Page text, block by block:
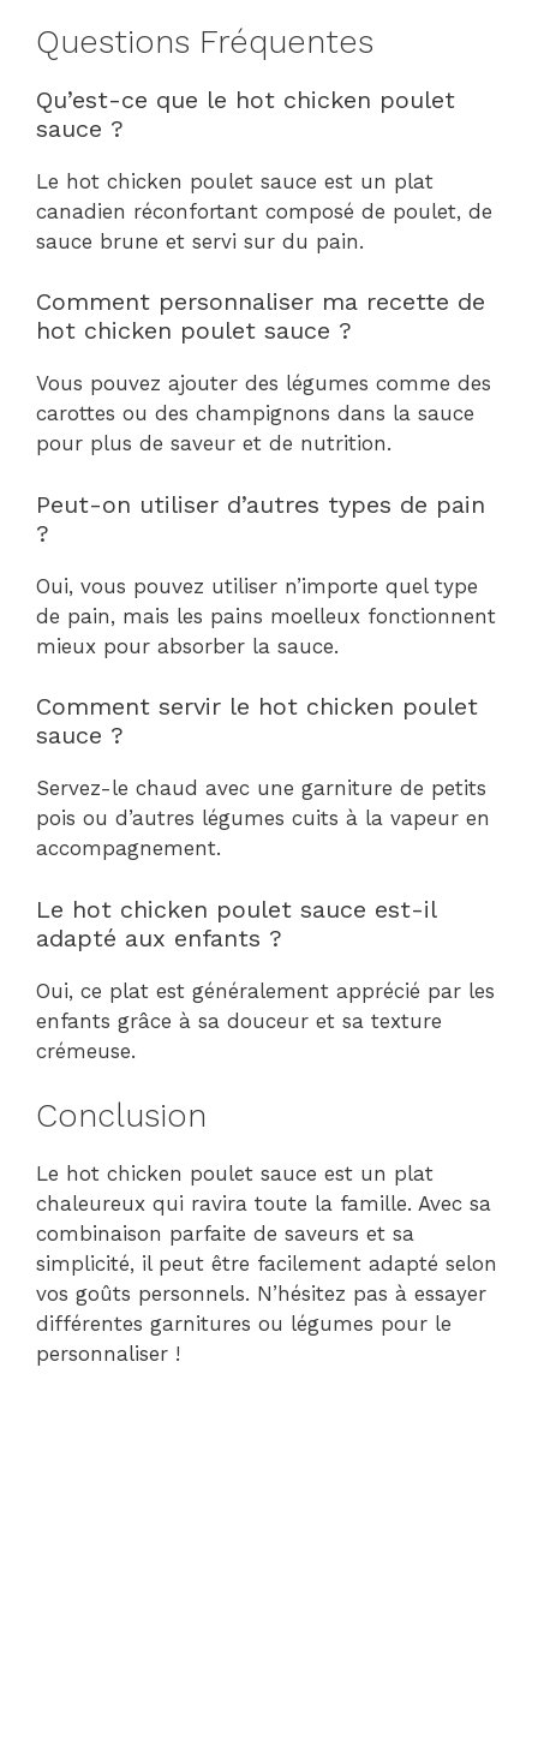
Questions Fréquentes
Qu’est-ce que le hot chicken poulet
sauce ?
Le hot chicken poulet sauce est un plat
canadien réconfortant composé de poulet, de
sauce brune et servi sur du pain.
Comment personnaliser ma recette de
hot chicken poulet sauce ?
Vous pouvez ajouter des légumes comme des
carottes ou des champignons dans la sauce
pour plus de saveur et de nutrition.
Peut-on utiliser d’autres types de pain
?
Oui, vous pouvez utiliser n’importe quel type
de pain, mais les pains moelleux fonctionnent
mieux pour absorber la sauce.
Comment servir le hot chicken poulet
sauce ?
Servez-le chaud avec une garniture de petits
pois ou d’autres légumes cuits à la vapeur en
accompagnement.
Le hot chicken poulet sauce est-il
adapté aux enfants ?
Oui, ce plat est généralement apprécié par les
enfants grâce à sa douceur et sa texture
crémeuse.
Conclusion
Le hot chicken poulet sauce est un plat
chaleureux qui ravira toute la famille. Avec sa
combinaison parfaite de saveurs et sa
simplicité, il peut être facilement adapté selon
vos goûts personnels. N’hésitez pas à essayer
différentes garnitures ou légumes pour le
personnaliser !